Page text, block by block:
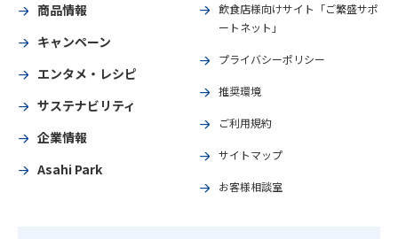
商品情報
キャンペーン
エンタメ・レシピ
サステナビリティ
企業情報
Asahi Park
飲食店様向けサイト「ご繁盛サポ
ートネット」
プライバシーポリシー
推奨環境
ご利用規約
サイトマップ
お客様相談室